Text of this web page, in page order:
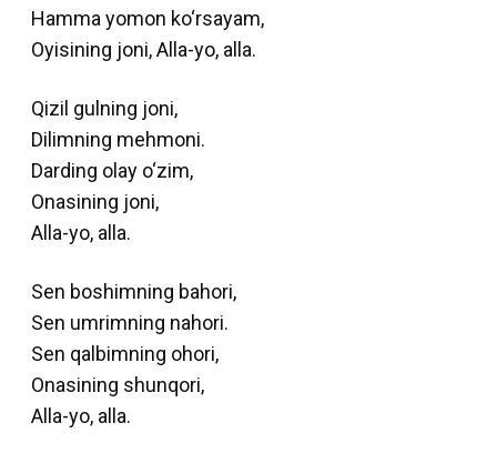
Hamma yomon ko‘rsayam,
Oyisining joni, Alla-yo, alla.
Qizil gulning joni,
Dilimning mehmoni.
Darding olay o‘zim,
Onasining joni,
Alla-yo, alla.
Sen boshimning bahori,
Sen umrimning nahori.
Sen qalbimning ohori,
Onasining shunqori,
Alla-yo, alla.